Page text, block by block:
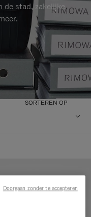
de stad, zakelijke
SORTEREN OP
Doorgaan zonder te accepteren